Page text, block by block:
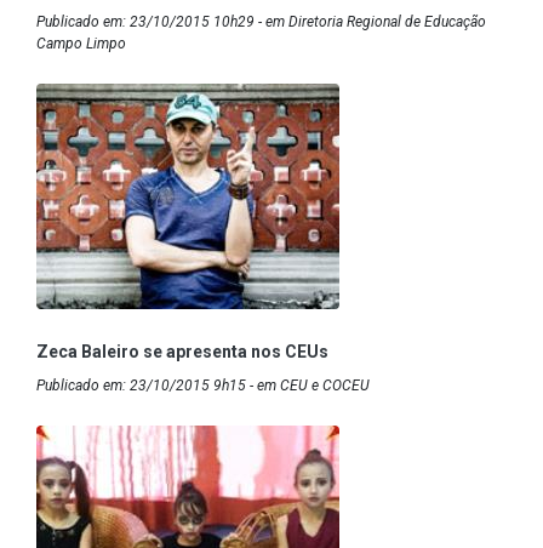
Publicado em: 23/10/2015 10h29 - em Diretoria Regional de Educação
Campo Limpo
Zeca Baleiro se apresenta nos CEUs
Publicado em: 23/10/2015 9h15 - em CEU e COCEU